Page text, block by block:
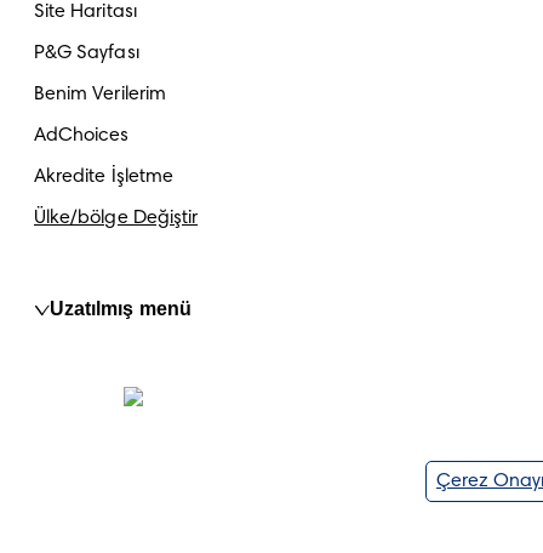
Site Haritası
P&G Sayfası
Benim Verilerim
AdChoices
Akredite İşletme
Ülke/bölge Değiştir
Uzatılmış menü
Çerez Onayı